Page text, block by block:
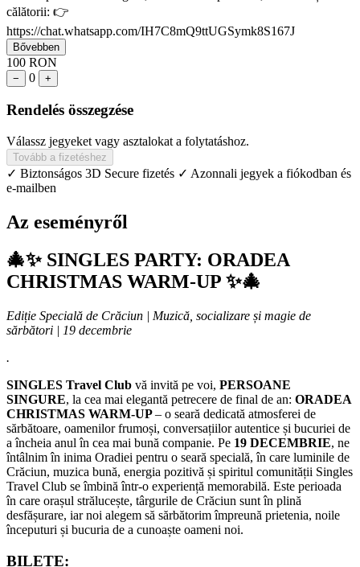
călătorii: 👉
https://chat.whatsapp.com/IH7C8mQ9ttUGSymk8S167J
Bővebben
100 RON
− 0 +
Rendelés összegzése
Válassz jegyeket vagy asztalokat a folytatáshoz.
Tovább a fizetéshez
✓ Biztonságos 3D Secure fizetés ✓ Azonnali jegyek a fiókodban és
e-mailben
Az eseményről
🎄✨ SINGLES PARTY: ORADEA
CHRISTMAS WARM-UP ✨🎄
Ediție Specială de Crăciun | Muzică, socializare și magie de
sărbători | 19 decembrie
.
SINGLES Travel Club vă invită pe voi, PERSOANE
SINGURE, la cea mai elegantă petrecere de final de an: ORADEA
CHRISTMAS WARM-UP– o seară dedicată atmosferei de
sărbătoare, oamenilor frumoși, conversațiilor autentice și bucuriei de
a încheia anul în cea mai bună companie. Pe 19 DECEMBRIE, ne
întâlnim în inima Oradiei pentru o seară specială, în care luminile de
Crăciun, muzica bună, energia pozitivă și spiritul comunității Singles
Travel Club se îmbină într-o experiență memorabilă. Este perioada
în care orașul strălucește, târgurile de Crăciun sunt în plină
desfășurare, iar noi alegem să sărbătorim împreună prietenia, noile
începuturi și bucuria de a cunoaște oameni noi.
BILETE: